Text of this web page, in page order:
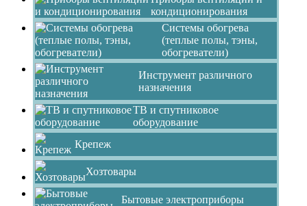
кондиционирования
Системы обогрева
(теплые полы, тэны,
обогреватели)
Инструмент различного
назначения
ТВ и спутниковое
оборудование
Крепеж
Хозтовары
Бытовые электроприборы